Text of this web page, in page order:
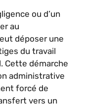
ou d’un
au
déposer une
du travail
Cette démarche
administrative
forcé de
vers un